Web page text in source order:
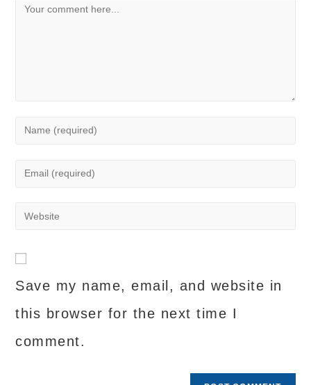
Comment
Enter
Enter
comment
Enter
(optional)
Save my name, email, and website in
this browser for the next time I
comment.